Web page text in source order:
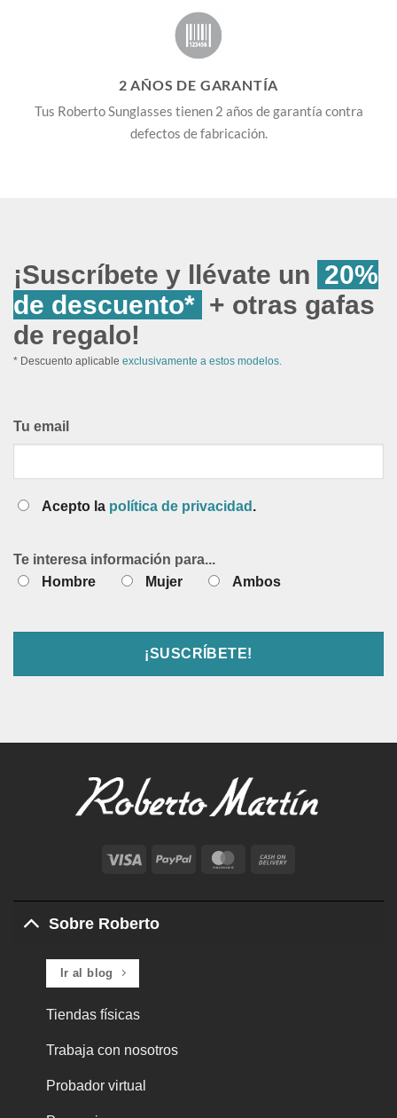
2 AÑOS DE GARANTÍA
Tus Roberto Sunglasses tienen 2 años de garantía contra
defectos de fabricación.
¡Suscríbete y llévate un 20%
de descuento* + otras gafas
de regalo!
* Descuento aplicable exclusivamente a estos modelos.
Tu email
Acepto la política de privacidad .
Te interesa información para...
Hombre
Mujer Ambos
Visa PayPal MasterCard
Delivery
Sobre Roberto
Ir al blog
Tiendas físicas
Trabaja con nosotros
Probador virtual